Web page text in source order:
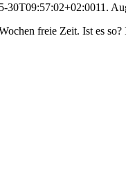
30T09:57:02+02:0011.
freie Zeit. Ist es